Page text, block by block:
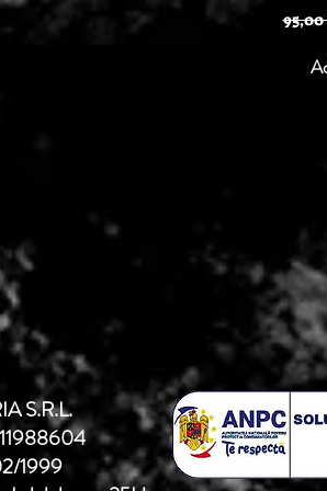
Preț
95,00
S.R.L.
1999